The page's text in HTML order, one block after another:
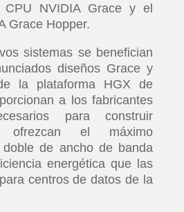
NVIDIA Grace y el
Grace Hopper.
sistemas se benefician
diseños Grace y
la plataforma HGX de
a los fabricantes
para construir
ofrezcan el máximo
de ancho de banda
energética que las
centros de datos de la